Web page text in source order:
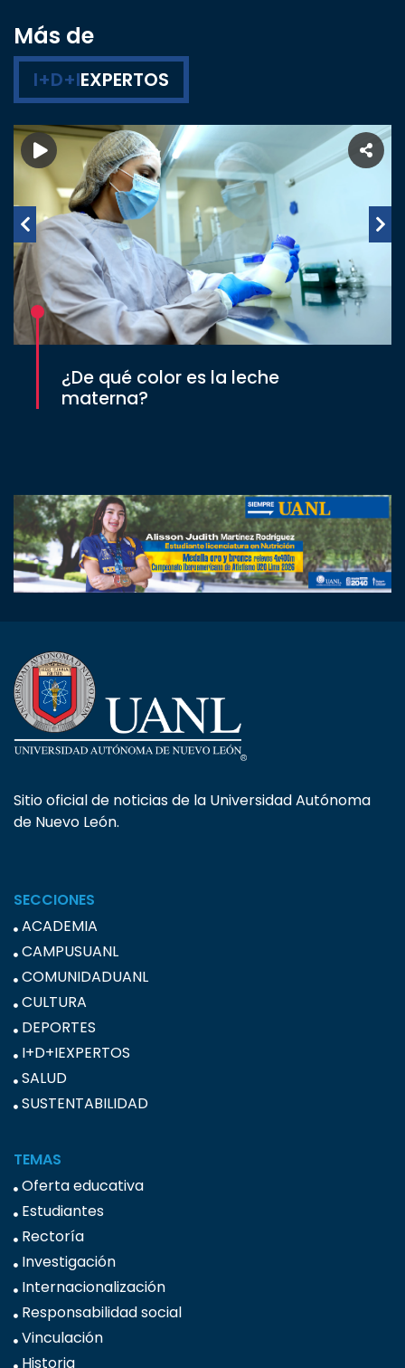
Más de
I+D+IEXPERTOS
¿De qué color es la leche
materna?
Sitio oficial de noticias de la Universidad Autónoma
de Nuevo León.
SECCIONES
ACADEMIA
CAMPUSUANL
COMUNIDADUANL
CULTURA
DEPORTES
I+D+IEXPERTOS
SALUD
SUSTENTABILIDAD
TEMAS
Oferta educativa
Estudiantes
Rectoría
Investigación
Internacionalización
Responsabilidad social
Vinculación
Historia